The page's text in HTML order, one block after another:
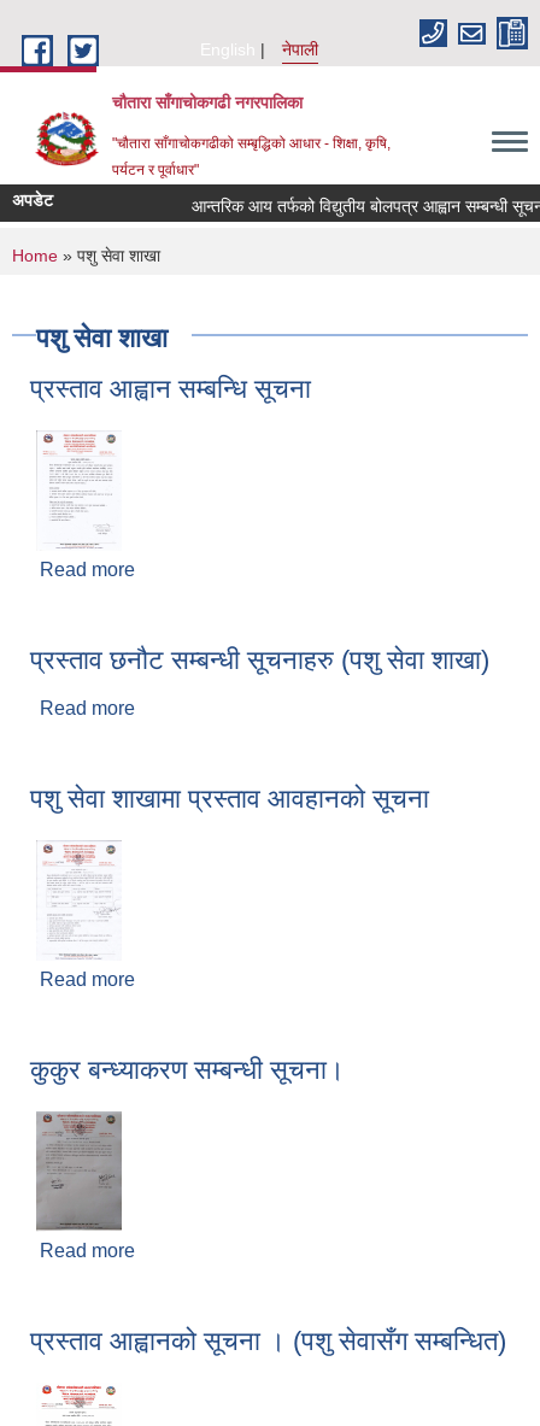
English
नेपाली
चौतारा साँगाचोकगढी नगरपालिका
"चौतारा साँगाचोकगढीको सम्बृद्धिको आधार - शिक्षा, कृषि,
पर्यटन र पूर्वाधार"
अपडेट आन्तरिक आय तर्फको विद्युतीय बोलपत्र आह्वान सम्बन्धी सूचना ।
You are here
Home » पशु सेवा शाखा
पशु सेवा शाखा
प्रस्ताव आह्वान सम्बन्धि सूचना
Read more
प्रस्ताव छनौट सम्बन्धी सूचनाहरु (पशु सेवा शाखा)
Read more
पशु सेवा शाखामा प्रस्ताव आवहानको सूचना
Read more
कुकुर बन्ध्याकरण सम्बन्धी सूचना।
Read more
प्रस्ताव आह्वानको सूचना । (पशु सेवासँग सम्बन्धित)